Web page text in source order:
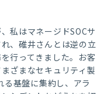
私はマネージドSOCサ
、碓井さんとは逆の立
行ってきました。お客
ざまなセキュリティ製
る基盤に集約し、アラ